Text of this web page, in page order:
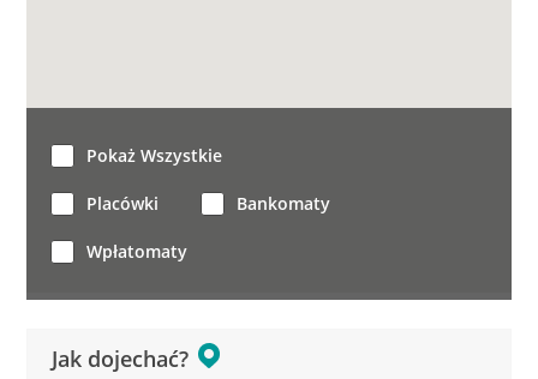
Jak dojechać?
Pokaż Wszystkie
Placówki Bankomaty
Wpłatomaty